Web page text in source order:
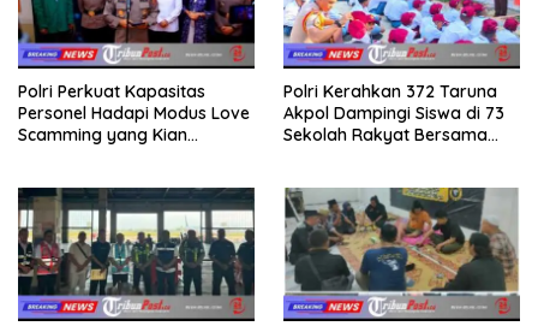
Polri Perkuat Kapasitas
Personel Hadapi Modus Love
Scamming yang Kian
Polri Kerahkan 372 Taruna
Akpol Dampingi Siswa di 73
Sekolah Rakyat Bersama